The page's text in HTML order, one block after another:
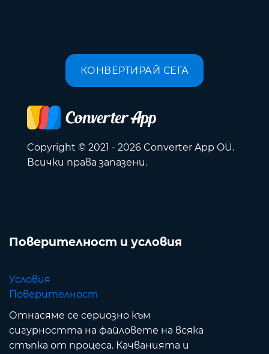
КОНВЕРТИРАЙ СЕГА
Copyright © 2021 - 2026 Converter App OÜ.
Всички права запазени.
Поверителност и условия
Условия
Поверителност
Отнасяме се сериозно към
сигурността на файловете на всяка
стъпка от процеса. Качванията и